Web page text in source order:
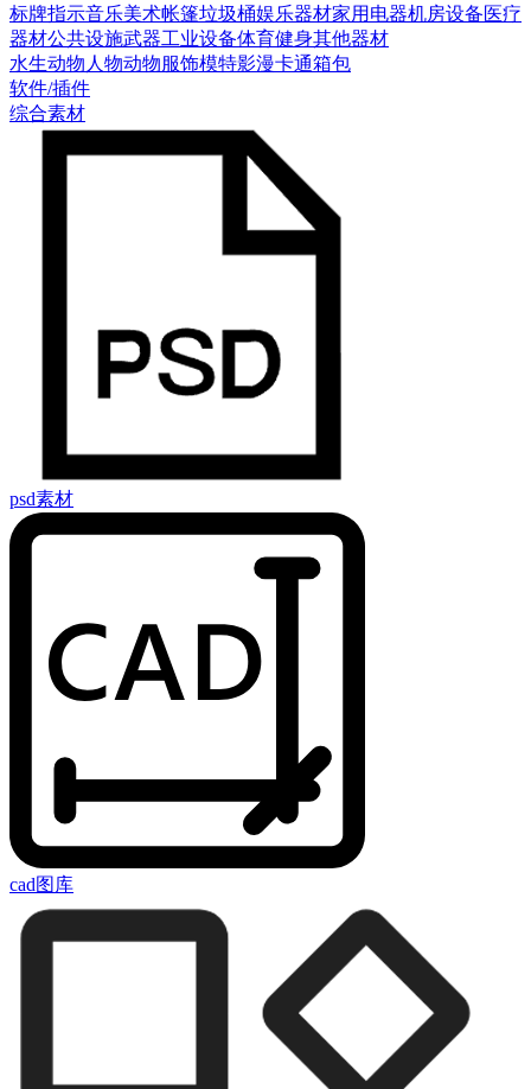
标牌指示音乐美术帐篷垃圾桶娱乐器材家用电器机房设备医疗
器材公共设施武器工业设备体育健身其他器材
水生动物 人物动物服饰模特影漫卡通箱包
软件/插件
综合素材
psd素材
cad图库